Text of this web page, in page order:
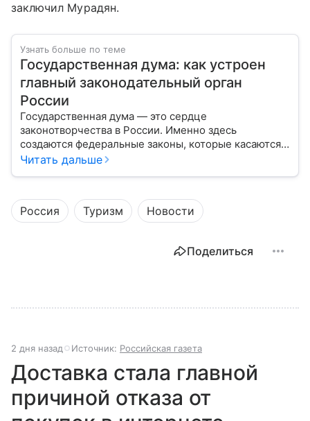
заключил Мурадян.
Узнать больше по теме
Государственная дума: как устроен
главный законодательный орган
России
Государственная дума — это сердце
законотворчества в России. Именно здесь
создаются федеральные законы, которые касаются
жизни каждого гражданина: от образования и
Читать дальше
Россия Туризм Новости
Поделиться
2 дня назад Источник: Российская газета
Доставка стала главной
причиной отказа от